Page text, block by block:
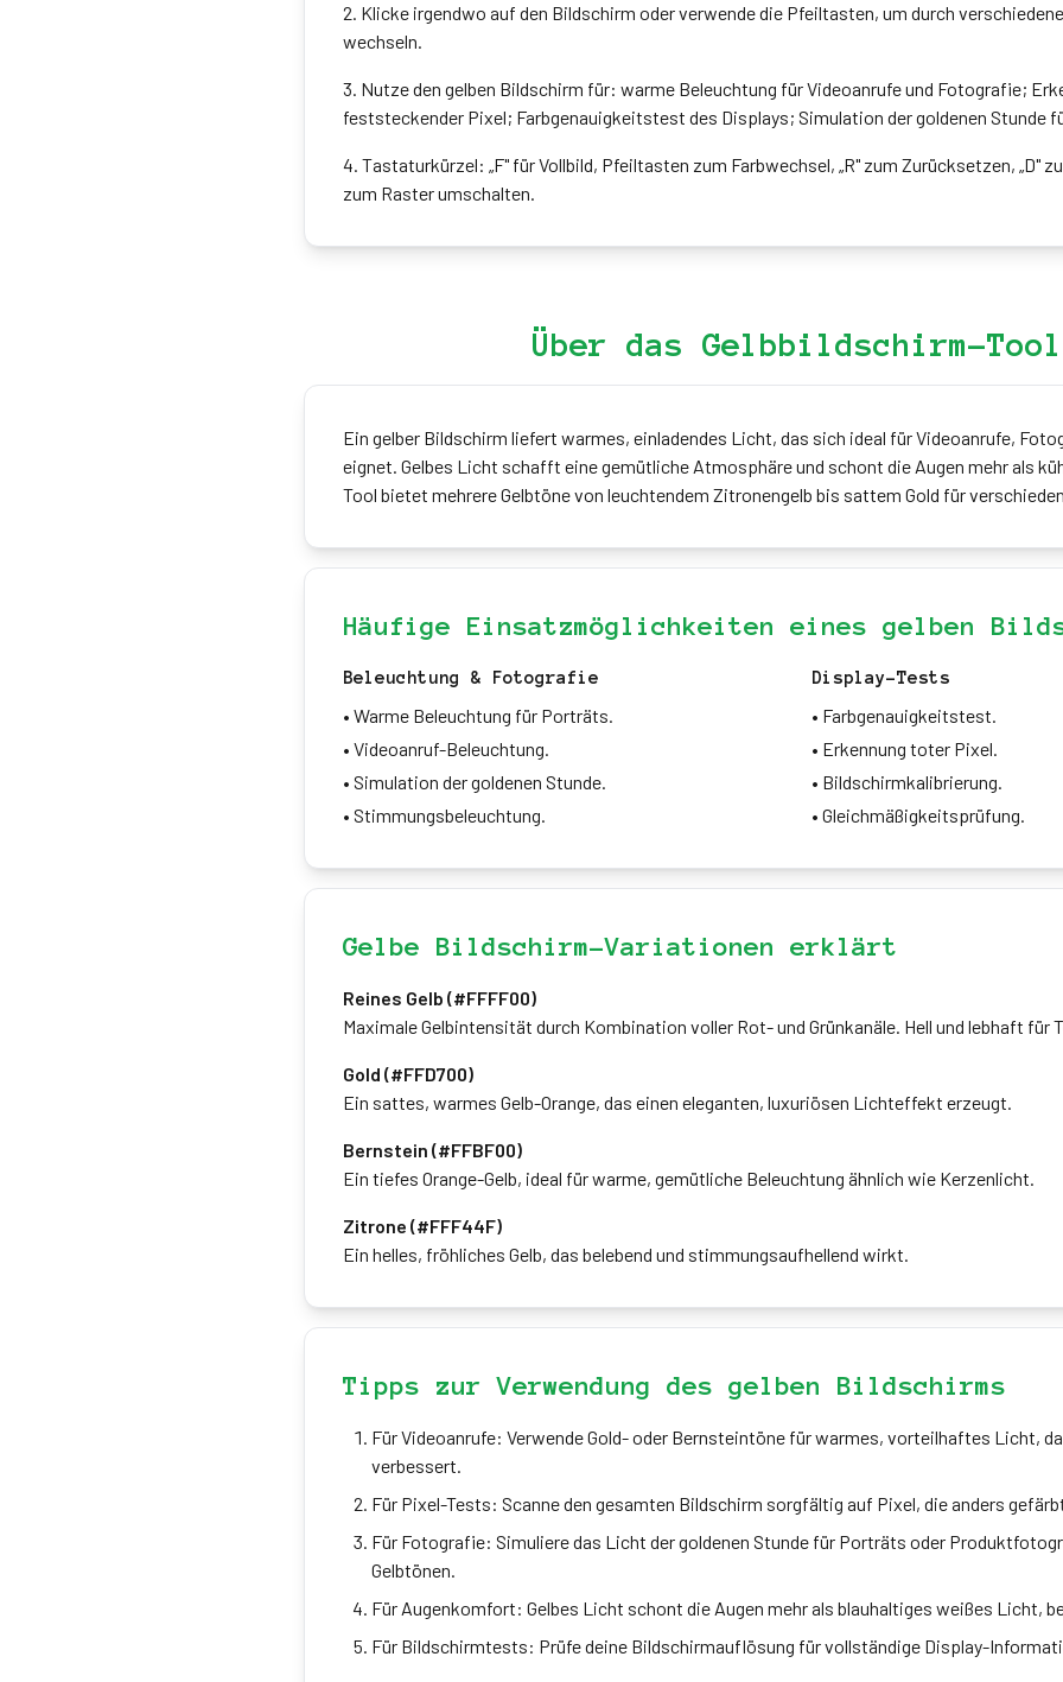
2. Klicke irgendwo auf den Bildschirm oder verwende die Pfeiltasten, um durch
wechseln.
3. Nutze den gelben Bildschirm für: warme Beleuchtung für Videoanrufe und Fotografie;
feststeckender Pixel; Farbgenauigkeitstest des Displays; Simulation der goldenen Stunde
4. Tastaturkürzel: „F" für Vollbild, Pfeiltasten zum Farbwechsel, „R" zum Zurücksetzen, „D"
zum Raster umschalten.
Über das Gelbbildschirm-Tool
Ein gelber Bildschirm liefert warmes, einladendes Licht, das sich ideal für Videoanrufe,
eignet. Gelbes Licht schafft eine gemütliche Atmosphäre und schont die Augen mehr als
Tool bietet mehrere Gelbtöne von leuchtendem Zitronengelb bis sattem Gold für
Häufige Einsatzmöglichkeiten eines gelben
Beleuchtung & Fotografie
• Warme Beleuchtung für Porträts.
• Videoanruf-Beleuchtung.
• Simulation der goldenen Stunde.
• Stimmungsbeleuchtung.
Display-Tests
• Farbgenauigkeitstest.
• Erkennung toter Pixel.
• Bildschirmkalibrierung.
• Gleichmäßigkeitsprüfung.
Gelbe Bildschirm-Variationen erklärt
Reines Gelb (#FFFF00)
Maximale Gelbintensität durch Kombination voller Rot- und Grünkanäle. Hell und lebhaft für
Gold (#FFD700)
Ein sattes, warmes Gelb-Orange, das einen eleganten, luxuriösen Lichteffekt erzeugt.
Bernstein (#FFBF00)
Ein tiefes Orange-Gelb, ideal für warme, gemütliche Beleuchtung ähnlich wie Kerzenlicht.
Zitrone (#FFF44F)
Ein helles, fröhliches Gelb, das belebend und stimmungsaufhellend wirkt.
Tipps zur Verwendung des gelben Bildschirms
Für Videoanrufe: Verwende Gold- oder Bernsteintöne für warmes, vorteilhaftes Licht,
verbessert.
Für Pixel-Tests: Scanne den gesamten Bildschirm sorgfältig auf Pixel, die anders
Für Fotografie: Simuliere das Licht der goldenen Stunde für Porträts oder
Gelbtönen.
Für Augenkomfort: Gelbes Licht schont die Augen mehr als blauhaltiges weißes Licht,
Für Bildschirmtests: Prüfe deine Bildschirmauflösung für vollständige Display-